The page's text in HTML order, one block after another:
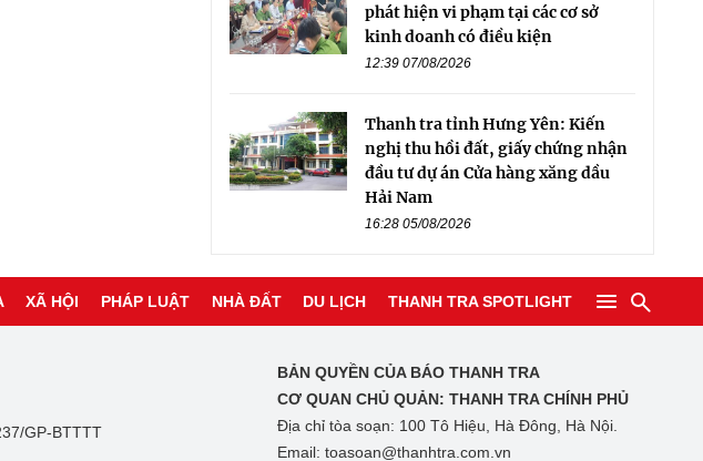
phát hiện vi phạm tại các cơ sở
kinh doanh có điều kiện
12:39 07/08/2026
Thanh tra tỉnh Hưng Yên: Kiến
nghị thu hồi đất, giấy chứng nhận
đầu tư dự án Cửa hàng xăng dầu
Hải Nam
16:28 05/08/2026
XÃ HỘI PHÁP LUẬT NHÀ ĐẤT DU LỊCH THANH TRA SPOTLIGHT
GP-BTTTT
BẢN QUYỀN CỦA BÁO THANH TRA
CƠ QUAN CHỦ QUẢN: THANH TRA CHÍNH PHỦ
Địa chỉ tòa soạn: 100 Tô Hiệu, Hà Đông, Hà Nội.
Email: toasoan@thanhtra.com.vn